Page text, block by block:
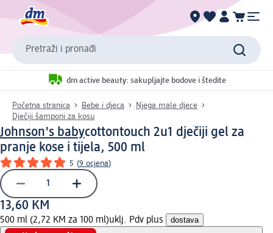
Pretraži i pronađi
dm active beauty: sakupljajte bodove i štedite
Početna stranica Bebe i djeca
Njega male djece
Dječiji šamponi za kosu
Johnson's babycottontouch 2u1 dječiji gel za
pranje kose i tijela, 500 ml
5 (9 ocjena)
13,60 KM
500 ml (2,72 KM za 100 ml)uklj. Pdv plus dostava